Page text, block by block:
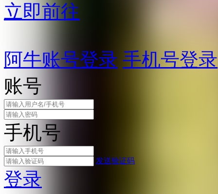
立即前往
阿牛账号登录 手机号登录
账号
手机号
发送验证码
登录